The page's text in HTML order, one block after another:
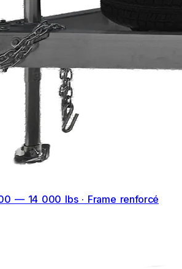
— 14 000 lbs · Frame renforcé